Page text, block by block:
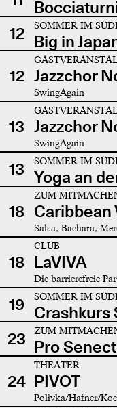
12
SOMMER IM
Big in
12 Jazzchor
SwingAgain
13 Jazzchor
SwingAgain
13 SOMMER IM
Yoga an
18
ZUM
Caribbean
Salsa, Bachata,
18
CLUB
LaVIVA
Die barrierefreie
19 SOMMER IM
Crashkurs
23
ZUM
Pro
24
THEATER
PIVOT
Polivka/Hafner/